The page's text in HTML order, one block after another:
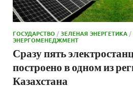
ГОСУДАРСТВО /ЗЕЛЕНАЯ ЭНЕРГЕТИКА/
ЭНЕРГОМЕНЕДЖМЕНТ
Сразу пять
построено в одном из
Казахстана